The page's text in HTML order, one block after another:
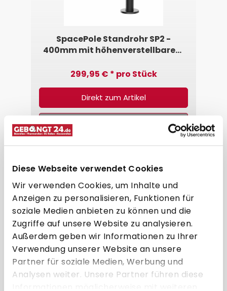
Diese Webseite verwendet Cookies
Wir verwenden Cookies, um Inhalte und
Anzeigen zu personalisieren, Funktionen für
soziale Medien anbieten zu können und die
Zugriffe auf unsere Website zu analysieren.
Außerdem geben wir Informationen zu Ihrer
Verwendung unserer Website an unsere
Partner für soziale Medien, Werbung und
Analysen weiter. Unsere Partner führen diese
SpacePole Standrohr SP2 -
400mm mit höhenverstellbarem
299,95 € * pro Stück
Direkt zum Artikel
Zum Vergleich hinzufügen